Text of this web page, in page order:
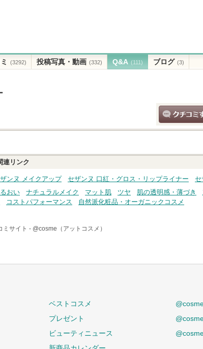
(3292) 投稿写真・動画 (332) Q&A (111) ブログ (3)
クチコ
連リンク
ンヌ メイクアップ セザンヌ 口紅・グロス・リップライナー
おい ナチュラルメイク マット肌 ツヤ 肌の透明感・薄づき
コストパフォーマンス 自然派化粧品・オーガニックコスメ
ミサイト - @cosme（アットコスメ）
ベストコスメ
プレゼント
ビューティニュース